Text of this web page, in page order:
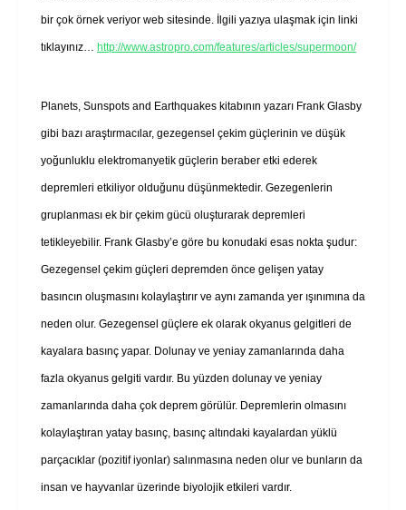
bir çok örnek veriyor web sitesinde. İlgili yazıya ulaşmak için linki
tıklayınız… http://www.astropro.com/features/articles/supermoon/
Planets, Sunspots and Earthquakes kitabının yazarı Frank Glasby
gibi bazı araştırmacılar, gezegensel çekim güçlerinin ve düşük
yoğunluklu elektromanyetik güçlerin beraber etki ederek
depremleri etkiliyor olduğunu düşünmektedir. Gezegenlerin
gruplanması ek bir çekim gücü oluşturarak depremleri
tetikleyebilir. Frank Glasby’e göre bu konudaki esas nokta şudur:
Gezegensel çekim güçleri depremden önce gelişen yatay
basıncın oluşmasını kolaylaştırır ve aynı zamanda yer ışınımına da
neden olur. Gezegensel güçlere ek olarak okyanus gelgitleri de
kayalara basınç yapar. Dolunay ve yeniay zamanlarında daha
fazla okyanus gelgiti vardır. Bu yüzden dolunay ve yeniay
zamanlarında daha çok deprem görülür. Depremlerin olmasını
kolaylaştıran yatay basınç, basınç altındaki kayalardan yüklü
parçacıklar (pozitif iyonlar) salınmasına neden olur ve bunların da
insan ve hayvanlar üzerinde biyolojik etkileri vardır.